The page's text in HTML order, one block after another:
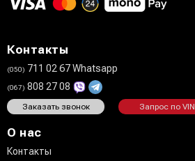
Контакты
(050) 711 02 67 Whatsapp
(067) 808 27 08
Заказать звонок Запрос по VIN
О нас
Контакты